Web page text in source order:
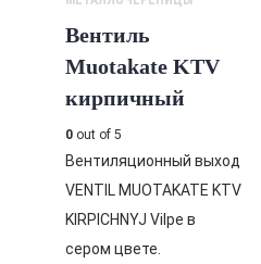
Вентиль
Muotakate KTV
кирпичный
0 out of 5
Вентиляционный выход
VENTIL MUOTAKATE KTV
KIRPICHNYJ Vilpe в
сером цвете.